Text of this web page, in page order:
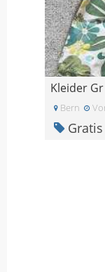
Kleider
Bern
Gratis